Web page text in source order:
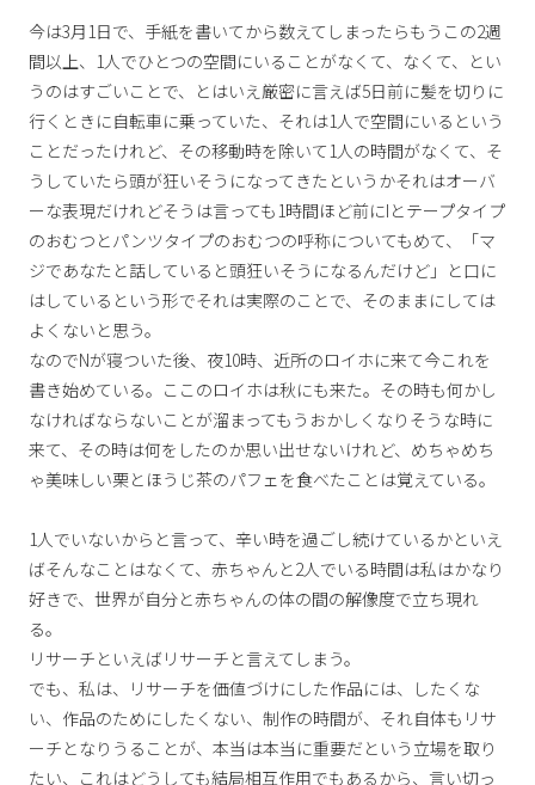
今は3月1日で、手紙を書いてから数えてしまったらもうこの2週
間以上、1人でひとつの空間にいることがなくて、なくて、とい
うのはすごいことで、とはいえ厳密に言えば5日前に髪を切りに
行くときに自転車に乗っていた、それは1人で空間にいるという
ことだったけれど、その移動時を除いて1人の時間がなくて、そ
うしていたら頭が狂いそうになってきたというかそれはオーバ
ーな表現だけれどそうは言っても1時間ほど前にIとテープタイプ
のおむつとパンツタイプのおむつの呼称についてもめて、「マ
ジであなたと話していると頭狂いそうになるんだけど」と口に
はしているという形でそれは実際のことで、そのままにしては
よくないと思う。
なのでNが寝ついた後、夜10時、近所のロイホに来て今これを
書き始めている。ここのロイホは秋にも来た。その時も何かし
なければならないことが溜まってもうおかしくなりそうな時に
来て、その時は何をしたのか思い出せないけれど、めちゃめち
ゃ美味しい栗とほうじ茶のパフェを食べたことは覚えている。
1人でいないからと言って、辛い時を過ごし続けているかといえ
ばそんなことはなくて、赤ちゃんと2人でいる時間は私はかなり
好きで、世界が自分と赤ちゃんの体の間の解像度で立ち現れ
る。
リサーチといえばリサーチと言えてしまう。
でも、私は、リサーチを価値づけにした作品には、したくな
い、作品のためにしたくない、制作の時間が、それ自体もリサ
ーチとなりうることが、本当は本当に重要だという立場を取り
たい、これはどうしても結局相互作用でもあるから、言い切っ